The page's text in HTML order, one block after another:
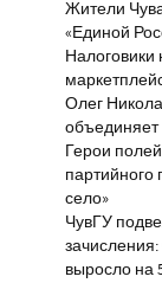
Жители
«Единой
Налоговики
Олег
объединяет
Герои
партийного
село»
ЧувГУ
выросло на